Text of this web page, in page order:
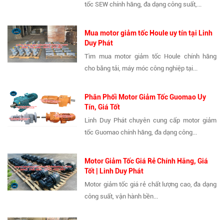
tốc SEW chính hãng, đa dạng công suất,...
Mua motor giảm tốc Houle uy tín tại Linh
Duy Phát
Tìm mua motor giảm tốc Houle chính hãng
cho băng tải, máy móc công nghiệp tại...
Phân Phối Motor Giảm Tốc Guomao Uy
Tín, Giá Tốt
Linh Duy Phát chuyên cung cấp motor giảm
tốc Guomao chính hãng, đa dạng công...
Motor Giảm Tốc Giá Rẻ Chính Hãng, Giá
Tốt | Linh Duy Phát
Motor giảm tốc giá rẻ chất lượng cao, đa dạng
công suất, vận hành bền...